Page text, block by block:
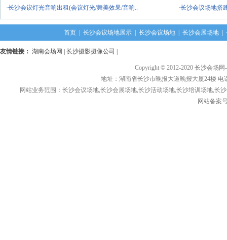
·长沙会议灯光音响出租(会议灯光/舞美效果/音响..
·长沙会议场地搭
首页 长沙会议场地展示 长沙会议场地 长沙会展场地
友情链接： 湖南会场网 长沙摄影摄像公司
Copyright © 2012-2020 长沙会场
地址：湖南省长沙市晚报大道晚报大厦24楼 电
网站业务范围：长沙会议场地,长沙会展场地,长沙活动场地,长沙培训场地,长
网站备案